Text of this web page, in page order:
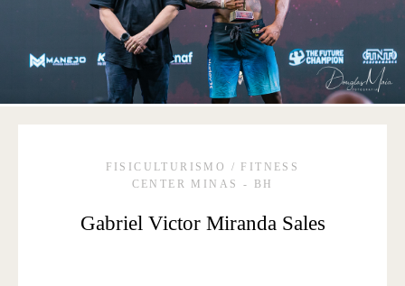
FISICULTURISMO / FITNESS
CENTER MINAS - BH
Gabriel Victor Miranda Sales